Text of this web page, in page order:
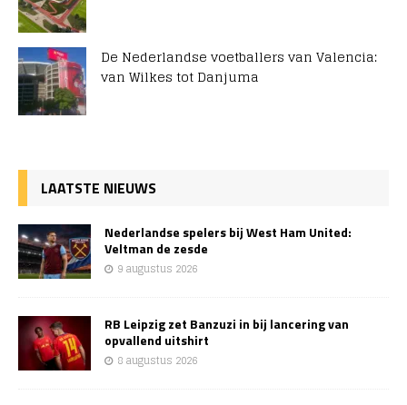
De Nederlandse voetballers van Valencia:
van Wilkes tot Danjuma
LAATSTE NIEUWS
Nederlandse spelers bij West Ham United:
Veltman de zesde
9 augustus 2026
RB Leipzig zet Banzuzi in bij lancering van
opvallend uitshirt
8 augustus 2026